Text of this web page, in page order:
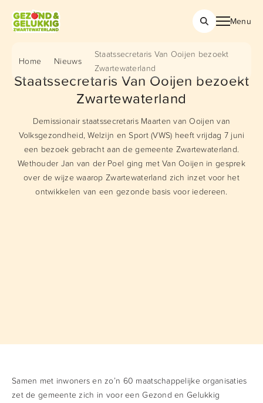
Menu
Home Nieuws
Staatssecretaris Van Ooijen bezoekt
Zwartewaterland
Staatssecretaris Van Ooijen bezoekt
Zwartewaterland
Demissionair staatssecretaris Maarten van Ooijen van
Volksgezondheid, Welzijn en Sport (VWS) heeft vrijdag 7 juni
een bezoek gebracht aan de gemeente Zwartewaterland.
Wethouder Jan van der Poel ging met Van Ooijen in gesprek
over de wijze waarop Zwartewaterland zich inzet voor het
ontwikkelen van een gezonde basis voor iedereen.
Samen met inwoners en zo’n 60 maatschappelijke organisaties
zet de gemeente zich in voor een Gezond en Gelukkig